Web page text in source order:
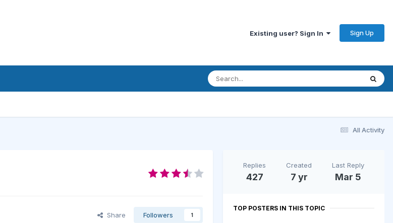
Existing user? Sign In Sign Up
All Activity
Share Followers 1
Replies
427
Created
7 yr
Last Reply
Mar 5
TOP POSTERS IN THIS TOPIC